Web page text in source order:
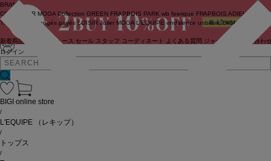
ログイン
BRAND
COUTURIER MOGA Collection GREEN FRAPBOIS PARK wb feerique FRAPBOIS ADIEU
TRISTESSE
congés payés LOISIR Julier MOGA L'EQUIPE endalence unbilanc BIGI online store
新着商品 ニュース セール スタッフ コーディネート よくある質問 ジャーナル お問い合わ
BIGI online store
/
L'EQUIPE （レキップ）
/
トップス
/